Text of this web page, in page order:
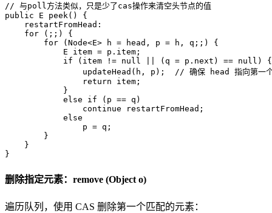
// 与poll方法类似，只是少了cas操作来清空头节点的值
public E peek ()
{
    restartFromHead:
for (;;) {
for (Node<E> h = head, p = h, q;;) {
E
item = p.item;
if (item != null || (q = p.next) == null )
                updateHead(h, p);
// 确保 head 指向第一
return item;
            }
else
if (p == q)
continue restartFromHead;
else
                p = q;
        }
    }
}
删除指定元素：remove (Object o)
遍历队列，使用 CAS 删除第一个匹配的元素：